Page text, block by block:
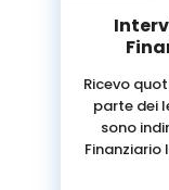
Ricevo
parte dei
sono
Finanziario